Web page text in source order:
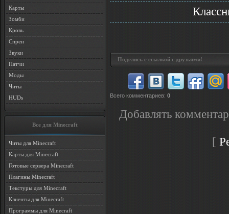
Карты
Зомби
Кровь
Спреи
Звуки
Патчи
Моды
Читы
HUDs
Все для Minecraft
Читы для Minecraft
Карты для Minecraft
Готовые сервера Minecraft
Плагины Minecraft
Текстуры для Minecraft
Клиенты для Minecraft
Программы для Minecraft
Поделись с ссылкой с друзьями!
Всего комментариев: 0
Добавлять
[